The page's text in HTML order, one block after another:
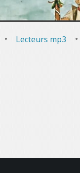
• Lecteurs mp3 •